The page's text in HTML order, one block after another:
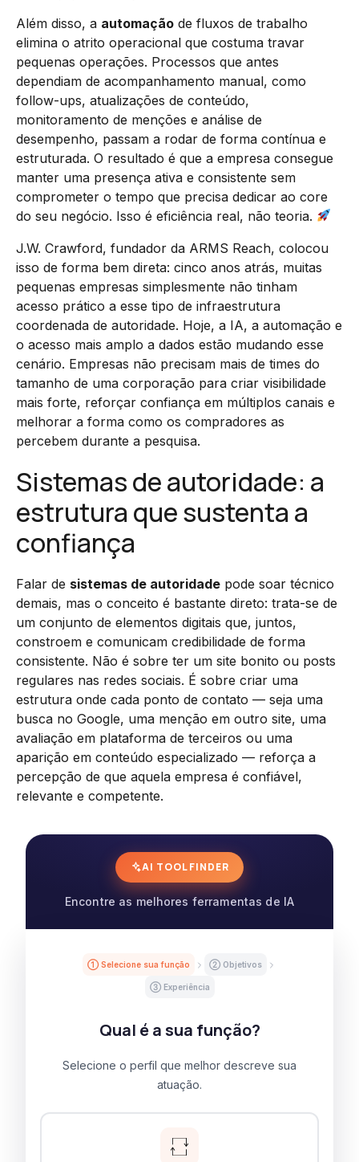
Além disso, a automação de fluxos de trabalho
elimina o atrito operacional que costuma travar
pequenas operações. Processos que antes
dependiam de acompanhamento manual, como
follow-ups, atualizações de conteúdo,
monitoramento de menções e análise de
desempenho, passam a rodar de forma contínua e
estruturada. O resultado é que a empresa consegue
manter uma presença ativa e consistente sem
comprometer o tempo que precisa dedicar ao core
do seu negócio. Isso é eficiência real, não teoria.
J.W. Crawford, fundador da ARMS Reach, colocou
isso de forma bem direta: cinco anos atrás, muitas
pequenas empresas simplesmente não tinham
acesso prático a esse tipo de infraestrutura
coordenada de autoridade. Hoje, a IA, a automação e
o acesso mais amplo a dados estão mudando esse
cenário. Empresas não precisam mais de times do
tamanho de uma corporação para criar visibilidade
mais forte, reforçar confiança em múltiplos canais e
melhorar a forma como os compradores as
percebem durante a pesquisa.
Sistemas de autoridade: a
estrutura que sustenta a
confiança
Falar de sistemas de autoridade pode soar técnico
demais, mas o conceito é bastante direto: trata-se de
um conjunto de elementos digitais que, juntos,
constroem e comunicam credibilidade de forma
consistente. Não é sobre ter um site bonito ou posts
regulares nas redes sociais. É sobre criar uma
estrutura onde cada ponto de contato — seja uma
busca no Google, uma menção em outro site, uma
avaliação em plataforma de terceiros ou uma
aparição em conteúdo especializado — reforça a
percepção de que aquela empresa é confiável,
relevante e competente.
AI TOOL FINDER
Encontre as melhores ferramentas de IA
① Selecione sua função ② Objetivos
③ Experiência
Qual é a sua função?
Selecione o perfil que melhor descreve sua
atuação.